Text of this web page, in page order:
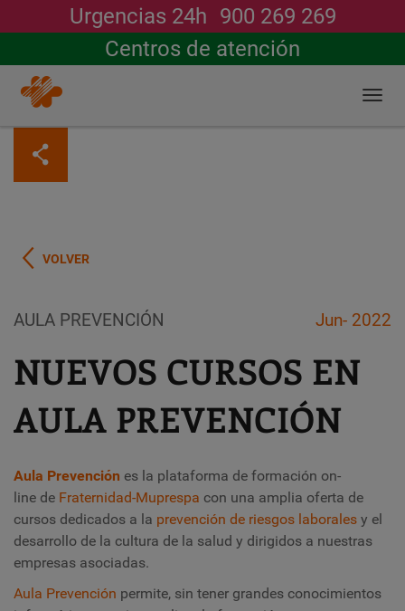
contenido
principal
Urgencias 24h 900 269 269
Centros de atención
Buscar
VOLVER
AULA PREVENCIÓN Jun- 2022
NUEVOS CURSOS EN
AULA PREVENCIÓN
Aula Prevención es la plataforma de formación on-
line de Fraternidad-Muprespa con una amplia oferta de
cursos dedicados a la prevención de riesgos laborales y el
desarrollo de la cultura de la salud y dirigidos a nuestras
empresas asociadas.
Aula Prevención permite, sin tener grandes conocimientos